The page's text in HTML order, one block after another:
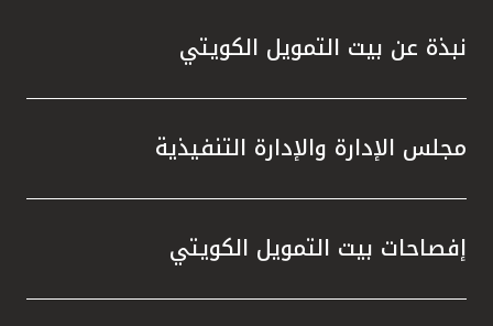
نبذة عن بيت التمويل الكويتي
مجلس الإدارة والإدارة التنفيذية
إفصاحات بيت التمويل الكويتي